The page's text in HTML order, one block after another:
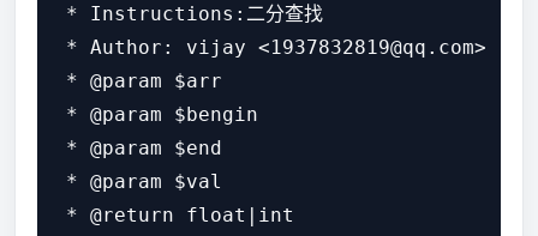
* Instructions:二分查找
* Author: vijay <1937832819@qq.com>
* @param $arr
* @param $bengin
* @param $end
* @param $val
* @return float|int